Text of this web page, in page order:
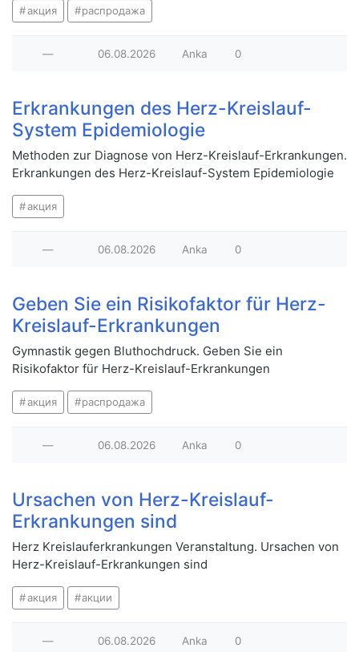
акция распродажа
— 06.08.2026 Anka 0
Erkrankungen des Herz-Kreislauf-
System Epidemiologie
Methoden zur Diagnose von Herz-Kreislauf-Erkrankungen.
Erkrankungen des Herz-Kreislauf-System Epidemiologie
акция
— 06.08.2026 Anka 0
Geben Sie ein Risikofaktor für Herz-
Kreislauf-Erkrankungen
Gymnastik gegen Bluthochdruck. Geben Sie ein
Risikofaktor für Herz-Kreislauf-Erkrankungen
акция распродажа
— 06.08.2026 Anka 0
Ursachen von Herz-Kreislauf-
Erkrankungen sind
Herz Kreislauferkrankungen Veranstaltung. Ursachen von
Herz-Kreislauf-Erkrankungen sind
акция акции
— 06.08.2026 Anka 0